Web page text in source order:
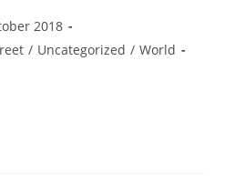
2018
/ Uncategorized / World